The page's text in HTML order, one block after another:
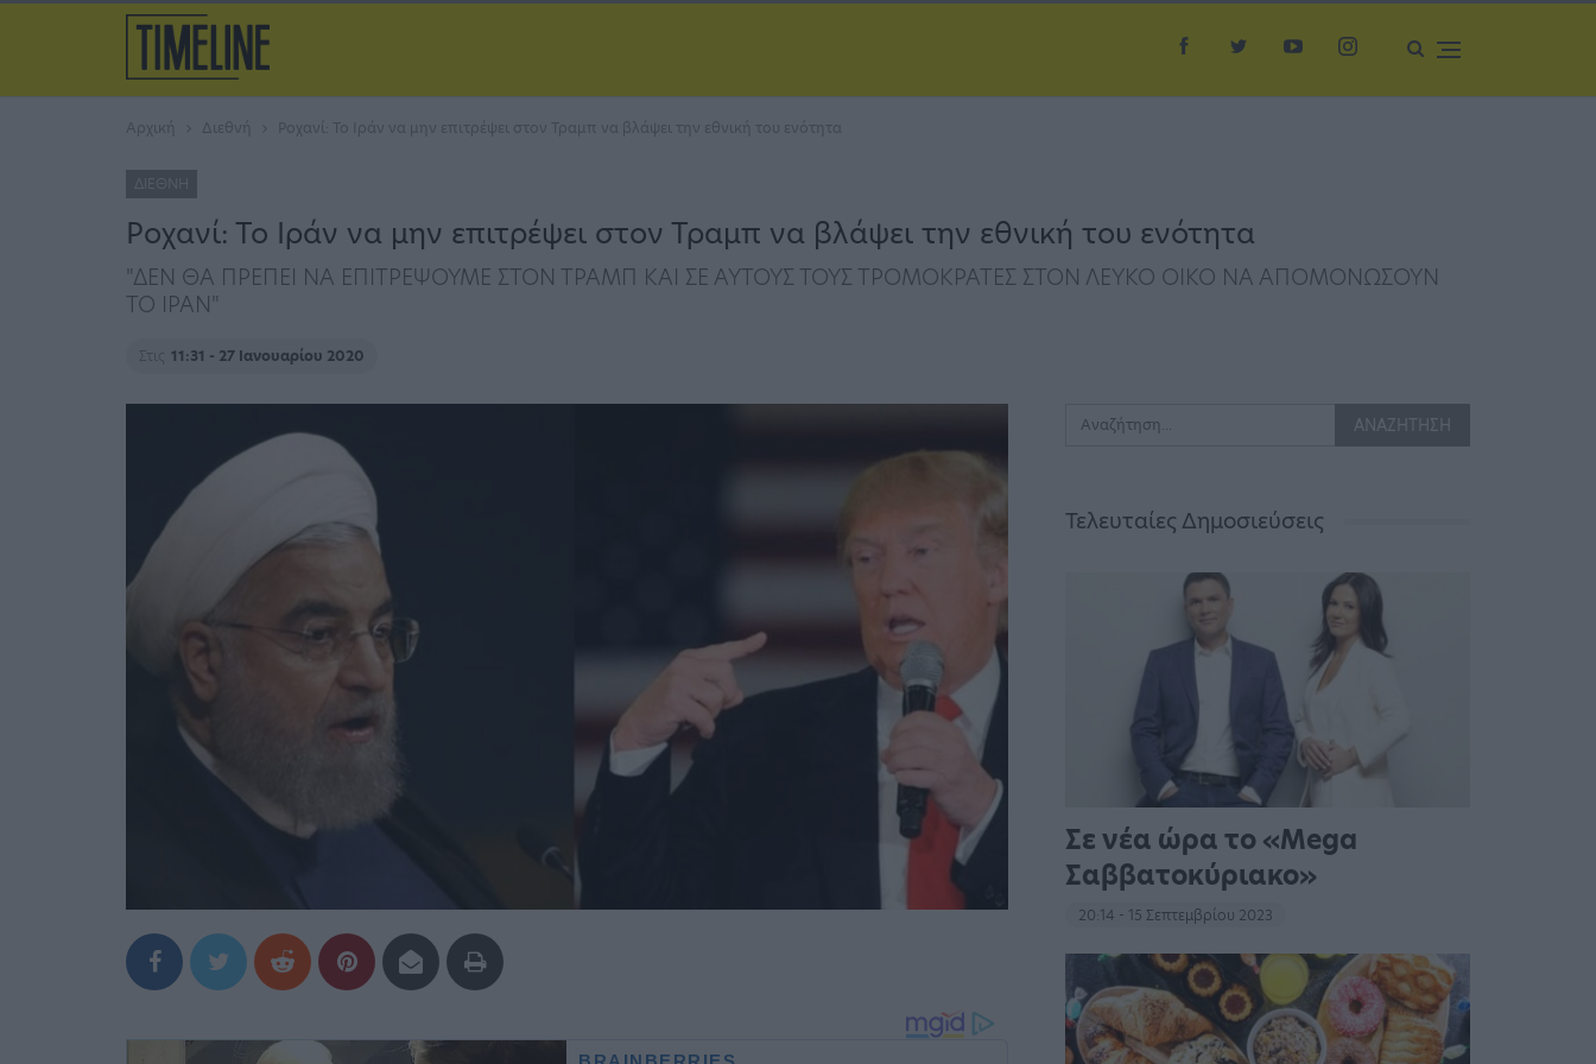
Αρχική Διεθνή Ροχανί: Το Ιράν να μην επιτρέψει στον Τραμπ να βλάψει την εθνική του ενότητα
ΔΙΕΘΝΉ
Ροχανί: Το Ιράν να μην επιτρέψει στον Τραμπ να βλάψει την εθνική του ενότητα
"ΔΕΝ ΘΑ ΠΡΕΠΕΙ ΝΑ ΕΠΙΤΡΕΨΟΥΜΕ ΣΤΟΝ ΤΡΑΜΠ ΚΑΙ ΣΕ ΑΥΤΟΥΣ ΤΟΥΣ ΤΡΟΜΟΚΡΑΤΕΣ ΣΤΟΝ ΛΕΥΚΟ ΟΙΚΟ ΝΑ ΑΠΟΜΟΝΩΣΟΥΝ
ΤΟ ΙΡΑΝ"
Στις 11:31 - 27 Ιανουαρίου 2020
Τελευταίες Δημοσιεύσεις
Σε νέα ώρα το «Mega
Σαββατοκύριακο»
20:14 - 15 Σεπτεμβρίου 2023